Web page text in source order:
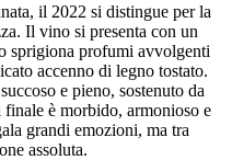
il 2022 si distingue per la
Il vino si presenta con un
sprigiona profumi avvolgenti
accenno di legno tostato.
e pieno, sostenuto da
finale è morbido, armonioso e
grandi emozioni, ma tra
assoluta.